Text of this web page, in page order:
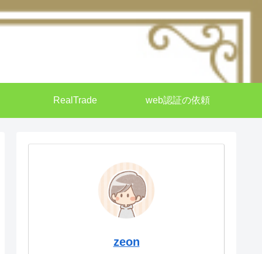
RealTrade web認証の依頼
zeon